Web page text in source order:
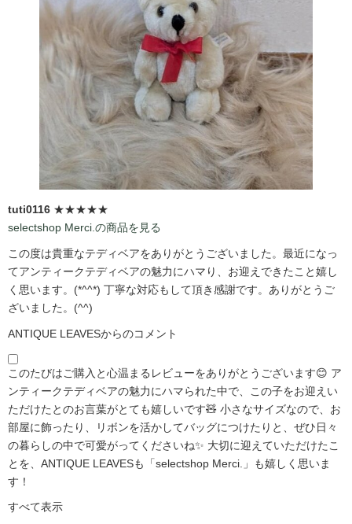
tuti0116 ★★★★★
selectshop Merci.の商品を見る
この度は貴重なテディベアをありがとうございました。最近になっ
てアンティークテディベアの魅力にハマり、お迎えできたこと嬉し
く思います。(*^^*) 丁寧な対応もして頂き感謝です。ありがとうご
ざいました。(^^)
ANTIQUE LEAVESからのコメント
このたびはご購入と心温まるレビューをありがとうございます😊 ア
ンティークテディベアの魅力にハマられた中で、この子をお迎えい
ただけたとのお言葉がとても嬉しいです🧸 小さなサイズなので、お
部屋に飾ったり、リボンを活かしてバッグにつけたりと、ぜひ日々
の暮らしの中で可愛がってくださいね✨ 大切に迎えていただけたこ
とを、ANTIQUE LEAVESも「selectshop Merci.」も嬉しく思いま
す！
すべて表示